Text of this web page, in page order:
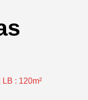
LB : 120m²